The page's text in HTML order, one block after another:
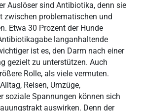
Auslöser sind Antibiotika, denn sie
zwischen problematischen und
Etwa 30 Prozent der Hunde
langanhaltende
ist es, den Darm nach einer
gezielt zu unterstützen. Auch
Rolle, als viele vermuten.
Reisen, Umzüge,
soziale Spannungen können sich
auswirken. Denn der